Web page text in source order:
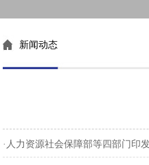
新闻动态
·人力资源社会保障部等四部门印